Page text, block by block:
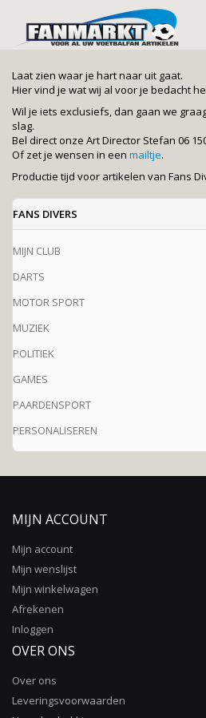
naar
inhoud
Laat zien waar je hart naar uit gaat.
Hier vind je wat wij al voor je bedacht
Wil je iets exclusiefs, dan gaan we
slag.
Bel direct onze Art Director Stefan 06
Of zet je wensen in een mailtje.
Productie tijd voor artikelen van Fans
FANS DIVERS
MIJN CLUB
DARTS
MOTOR SPORT
MUZIEK
POLITIEK
GAMES
PAARDENSPORT
PERSONALISEREN
MIJN ACCOUNT
Mijn account
Mijn wenslijst
Mijn winkelwagen
Afrekenen
Inloggen
OVER ONS
Over ons
Leveringsvoorwaarden